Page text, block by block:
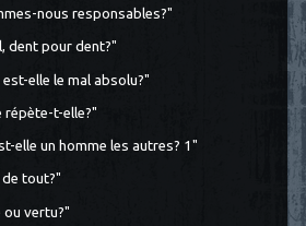
nous responsables?"
pour dent?"
elle le mal absolu?"
répète-t-elle?"
elle un homme les autres? 1"
tout?"
ou vertu?"